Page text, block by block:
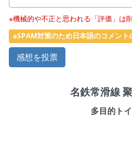
※機械的や不正と思われる「評価」は
※SPAM対策のため日本語のコメン
名鉄常滑線
多目的ト